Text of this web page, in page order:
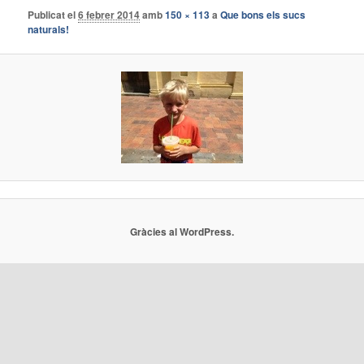
Publicat el6 febrer 2014amb150 × 113aQue bons els sucs
naturals!
Gràcies al WordPress.